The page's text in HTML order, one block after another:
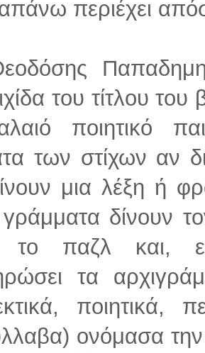
περιέχει
του τίτλου του
ποιητικό
των στίχων αν
μια λέξη ή
δίνουν
το παζλ και,
τα
ποιητικά,
ονόμασα